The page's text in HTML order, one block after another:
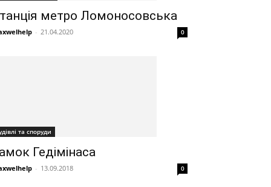
метро Ломоносовська
- 21.04.2020 0
та споруди
Гедімінаса
- 13.09.2018 0